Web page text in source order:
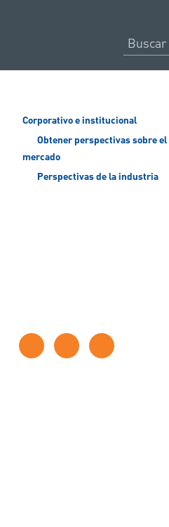
Corporativo e institucional
Obtener perspectivas sobre el
mercado
Perspectivas de la industria